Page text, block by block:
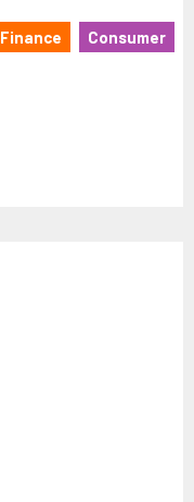
Finance Consumer